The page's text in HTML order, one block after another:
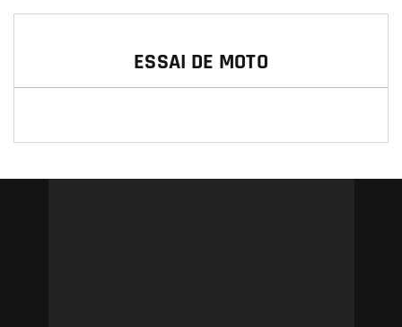
ESSAI DE MOTO